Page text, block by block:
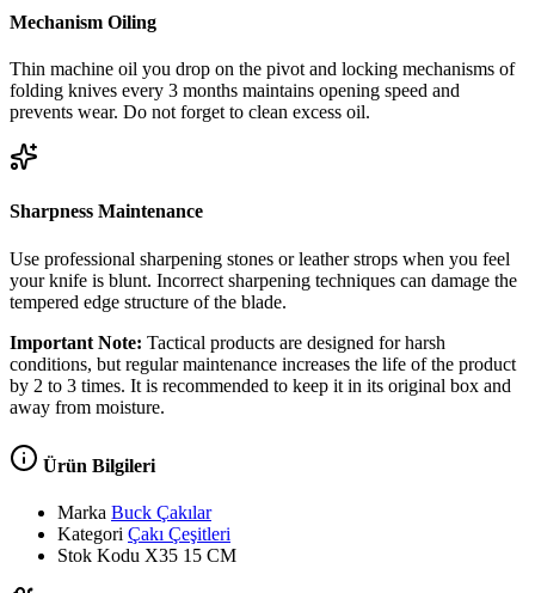
Mechanism Oiling
Thin machine oil you drop on the pivot and locking mechanisms of
folding knives every 3 months maintains opening speed and
prevents wear. Do not forget to clean excess oil.
Sharpness Maintenance
Use professional sharpening stones or leather strops when you feel
your knife is blunt. Incorrect sharpening techniques can damage the
tempered edge structure of the blade.
Important Note: Tactical products are designed for harsh
conditions, but regular maintenance increases the life of the product
by 2 to 3 times. It is recommended to keep it in its original box and
away from moisture.
Ürün Bilgileri
Marka Buck Çakılar
Kategori Çakı Çeşitleri
Stok Kodu X35 15 CM